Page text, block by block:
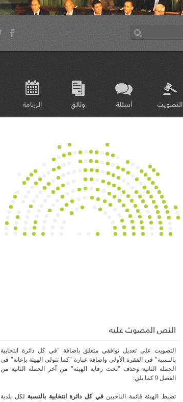
التصويت أسئلة وثائق الرزنامة
النص المصوت عليه
التصويت على تعديل توافقي متعلق باضافة "في كل دائرة انتخابية
بالنسبة" في الفقرة الأولى واضافة عبارة "كما تتولى الهيئة بإعانة" في
الجملة الثانية وحذف "تحت رقابة الهيئة" من آخر الجملة الثانية من
الفصل 9 كما يلي:
تضبط الهيئة قائمة الناخبينفي كل دائرة انتخابية بالنسبة لكل بلدية